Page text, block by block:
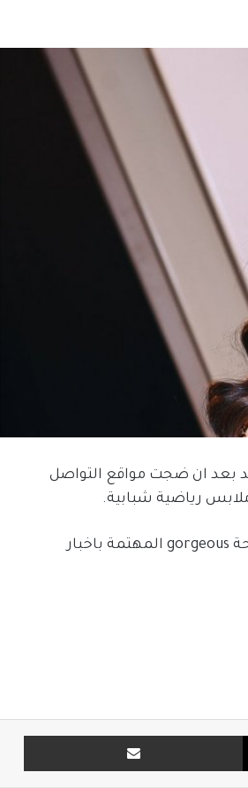
بعد ان ضجت مواقع التواصل
رياضية شبابية.
وتحت عنوان “الخمسينية احلام تقوم بالتمارين الرياضية نشرت صفحة gorgeous المهتمة باخبار
X مشاركة بالبريد